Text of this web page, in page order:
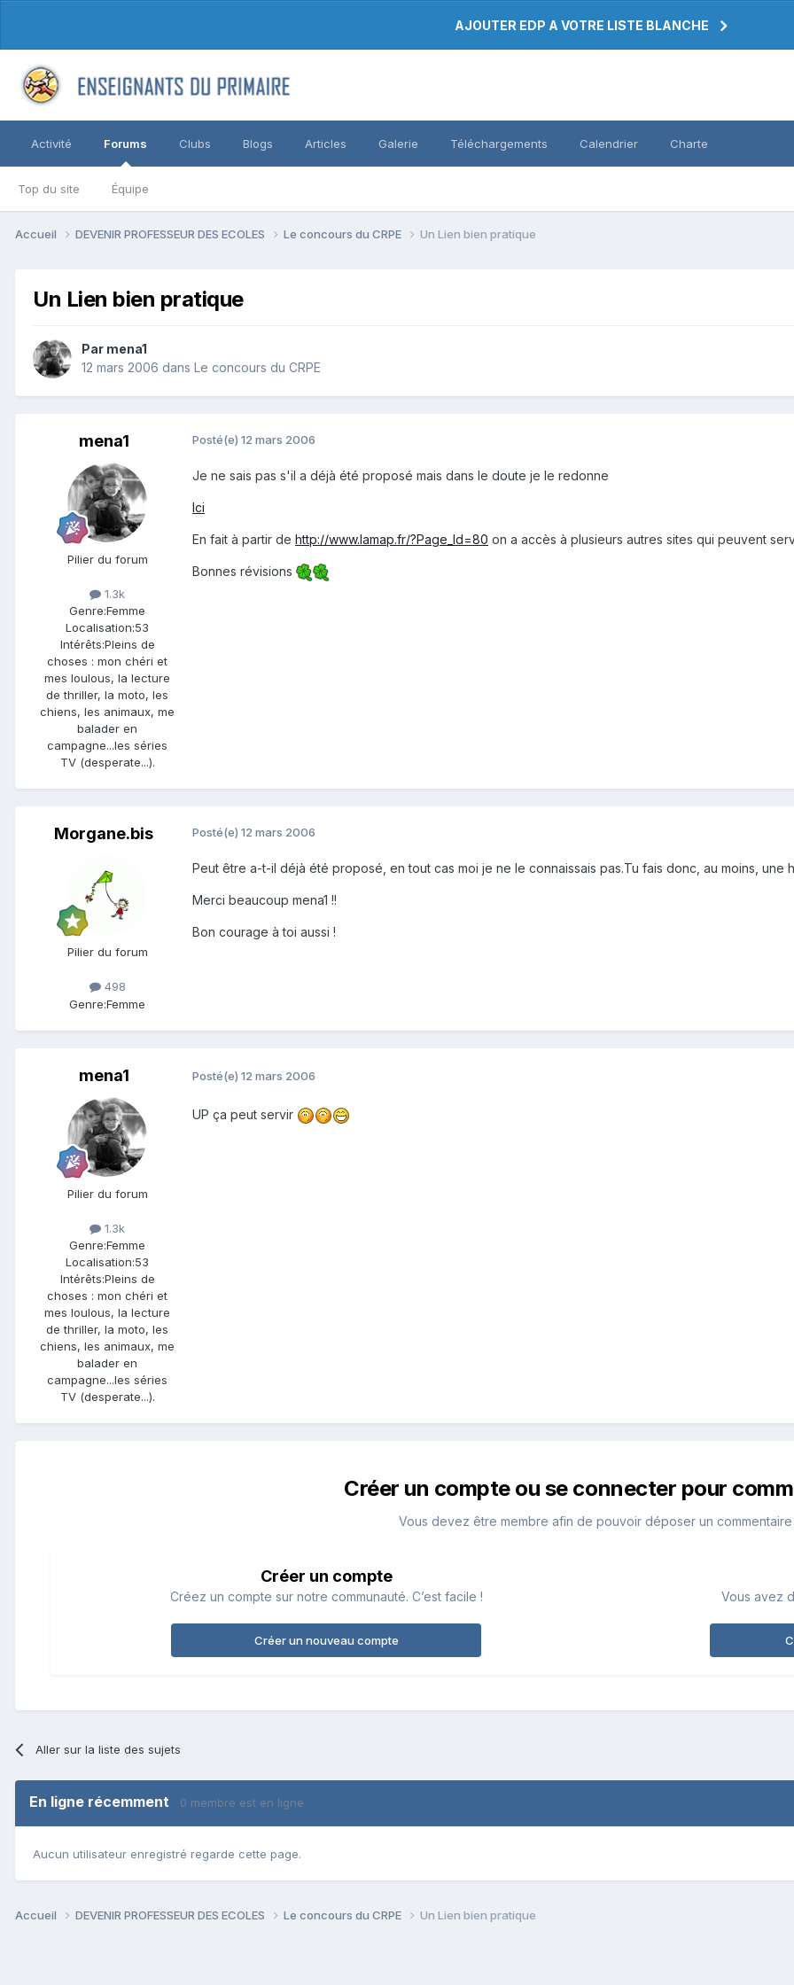
AJOUTER EDP A VOTRE LISTE BLANCHE
Activité Forums
Top du site Équipe
Clubs Blogs Articles Galerie Téléchargements Calendrier Charte
Accueil DEVENIR PROFESSEUR DES ECOLES Le concours du CRPE Un Lien bien pratique
Un Lien bien pratique
Par mena1
12 mars 2006 dans Le concours du CRPE
mena1
Pilier du forum
1.3k
Genre:Femme
Localisation:53
Intérêts:Pleins de
choses : mon chéri et
mes loulous, la lecture
de thriller, la moto, les
chiens, les animaux, me
balader en
campagne...les séries
TV (desperate...).
Posté(e) 12 mars 2006
Je ne sais pas s'il a déjà été proposé mais dans le doute je le redonne
Ici
En fait à partir de http://www.lamap.fr/?Page_Id=80 on a accès à plusieurs autres sites qui peuvent
Bonnes révisions
Morgane.bis
Pilier du forum
498
Genre:Femme
Posté(e) 12 mars 2006
Peut être a-t-il déjà été proposé, en tout cas moi je ne le connaissais pas.Tu fais donc, au moins, une
Merci beaucoup mena1 !!
Bon courage à toi aussi !
mena1
Pilier du forum
1.3k
Genre:Femme
Localisation:53
Intérêts:Pleins de
choses : mon chéri et
mes loulous, la lecture
de thriller, la moto, les
chiens, les animaux, me
balader en
campagne...les séries
TV (desperate...).
Posté(e) 12 mars 2006
UP ça peut servir
Créer un compte ou se connecter pour
Vous devez être membre afin de pouvoir déposer un commentaire
Créer un compte
Créez un compte sur notre communauté. C’est facile !
Créer un nouveau compte
Vous avez
Aller sur la liste des sujets
En ligne récemment 0 membre est en ligne
Aucun utilisateur enregistré regarde cette page.
Accueil DEVENIR PROFESSEUR DES ECOLES Le concours du CRPE Un Lien bien pratique